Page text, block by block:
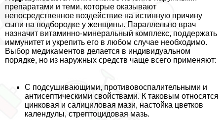
препаратами и теми, которые оказывают
непосредственное воздействие на истинную причину
сыпи на подбородке у женщины. Параллельно врач
назначит витаминно-минеральный комплекс, поддержать
иммунитет и укрепить его в любом случае необходимо.
Выбор медикаментов делается в индивидуальном
порядке, но из наружных средств чаще всего применяют:
С подсушивающими, противовоспалительными и
антисептическими свойствами. К таковым относятся
цинковая и салициловая мази, настойка цветков
календулы, стрептоцидовая мазь.